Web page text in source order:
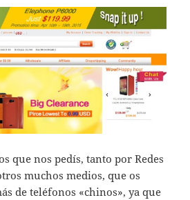
que nos pedís, tanto por Redes
muchos medios, que os
de teléfonos «chinos», ya que